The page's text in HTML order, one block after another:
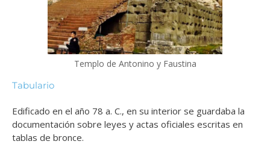
Templo de Antonino y Faustina
Tabulario
Edificado en el año 78 a. C., en su interior se guardaba la
documentación sobre leyes y actas oficiales escritas en
tablas de bronce.